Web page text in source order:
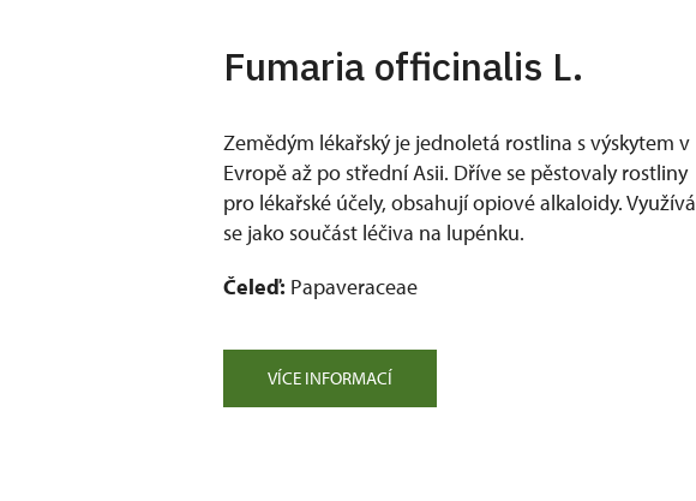
Fumaria officinalis L.
Zemědým lékařský je jednoletá rostlina s výskytem v
Evropě až po střední Asii. Dříve se pěstovaly rostliny
pro lékařské účely, obsahují opiové alkaloidy. Využívá
se jako součást léčiva na lupénku.
Čeleď: Papaveraceae
VÍCE INFORMACÍ